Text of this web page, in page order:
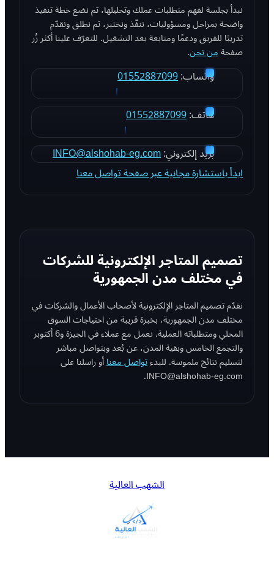
نبدأ بجلسة لفهم متطلبات عملك وتحليلها، ثم نضع خطة تنفيذ
واضحة بمراحل ومسؤوليات، ننفّذ ونختبر، ثم نطلق ونقدّم
تدريبًا للفريق ودعمًا ومتابعة بعد التشغيل. للتعرّف علينا أكثر زُر
صفحةمن نحن.
واتساب:01552887099
هاتف:01552887099
بريد إلكتروني:INFO@alshohab-eg.com
ابدأ باستشارة مجانية عبر صفحة تواصل معنا
تصميم المتاجر الإلكترونية للشركات
في مختلف مدن الجمهورية
نقدّم تصميم المتاجر الإلكترونية لأصحاب الأعمال والشركات في
مختلف مدن الجمهورية، بخبرة قريبة من احتياجات السوق
المحلي ومتطلباته العملية. نعمل مع عملاء في الجيزة و6 أكتوبر
والتجمع الخامس وبقية المدن، عن بُعد وبتواصل مباشر
لتسليم نتائج ملموسة. للبدءتواصل معناأو راسلنا على
INFO@alshohab-eg.com.
الشهب العالية